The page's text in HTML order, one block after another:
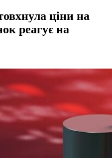
ціни на
реагує на